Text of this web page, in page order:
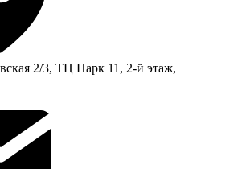
2/3, ТЦ Парк 11, 2-й этаж,